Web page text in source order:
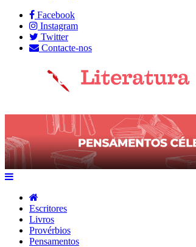
Facebook
Instagram
Twitter
Contacte-nos
Escritores
Livros
Provérbios
Pensamentos